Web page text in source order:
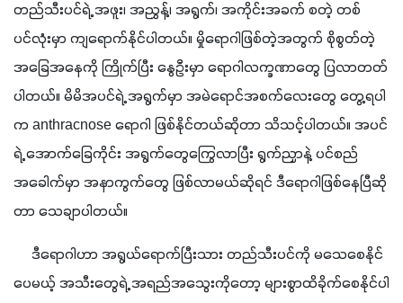
တည်သီးပင်ရဲ့ အဖူး၊ အညွှန့်၊ အရွက်၊ အကိုင်းအခက် စတဲ့ တစ်
ပင်လုံးမှာ ကျရောက်နိုင်ပါတယ်။ မှိုရောဂါဖြစ်တဲ့အတွက် စိုစွတ်တဲ့
အခြေအနေကို ကြိုက်ပြီး နွေဦးမှာ ရောဂါလက္ခဏာတွေ ပြလာတတ်
ပါတယ်။ မိမိအပင်ရဲ့ အရွက်မှာ အမဲရောင်အစက်လေးတွေ တွေ့ရပါ
က anthracnose ရောဂါ ဖြစ်နိုင်တယ်ဆိုတာ သိသင့်ပါတယ်။ အပင်
ရဲ့ အောက်ခြေကိုင်း အရွက်တွေကြွေလာပြီး ရွက်ညှာနဲ့ ပင်စည်
အခေါက်မှာ အနာကွက်တွေ ဖြစ်လာမယ်ဆိုရင် ဒီရောဂါဖြစ်နေပြီဆို
တာ သေချာပါတယ်။
ဒီရောဂါဟာ အရွယ်ရောက်ပြီးသား တည်သီးပင်ကို မသေစေနိုင်
ပေမယ့် အသီးတွေရဲ့ အရည်အသွေးကိုတော့ များစွာထိခိုက်စေနိုင်ပါ